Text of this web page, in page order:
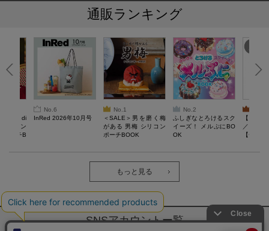
通販ランキング
di
ティン
ポーチB
No.6
InRed 2026年10月号
No.1
＜SALE＞男を磨く梅
がある 男梅 シリコン
ポーチBOOK
No.2
ふしぎなとろけるスク
イーズ！ メルぷにBO
OK
【
／Lサイ
【一般
ウェア
もっと見る
SNSアカウントー覧